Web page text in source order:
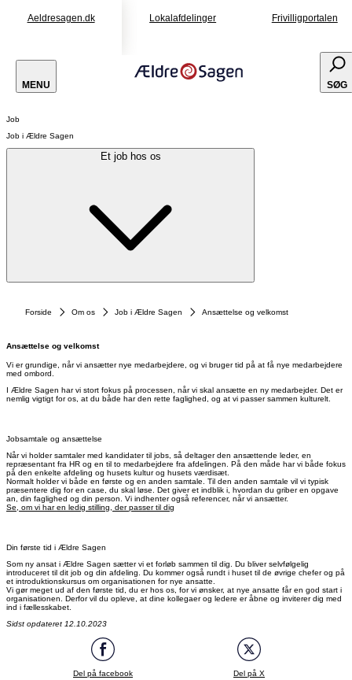
Aeldresagen.dk Lokalafdelinger Frivilligportalen
MENU SØG
Job
Job i Ældre Sagen
Et job hos os
Forside Om os Job i Ældre Sagen Ansættelse og velkomst
Ansættelse og velkomst
Vi er grundige, når vi ansætter nye medarbejdere, og vi bruger tid på at få nye medarbejdere
med ombord.
I Ældre Sagen har vi stort fokus på processen, når vi skal ansætte en ny medarbejder. Det er
nemlig vigtigt for os, at du både har den rette faglighed, og at vi passer sammen kulturelt.
Jobsamtale og ansættelse
Når vi holder samtaler med kandidater til jobs, så deltager den ansættende leder, en
repræsentant fra HR og en til to medarbejdere fra afdelingen. På den måde har vi både fokus
på den enkelte afdeling og husets kultur og husets værdisæt.
Normalt holder vi både en første og en anden samtale. Til den anden samtale vil vi typisk
præsentere dig for en case, du skal løse. Det giver et indblik i, hvordan du griber en opgave
an, din faglighed og din person. Vi indhenter også referencer, når vi ansætter.
Se, om vi har en ledig stilling, der passer til dig
Din første tid i Ældre Sagen
Som ny ansat i Ældre Sagen sætter vi et forløb sammen til dig. Du bliver selvfølgelig
introduceret til dit job og din afdeling. Du kommer også rundt i huset til de øvrige chefer og på
et introduktionskursus om organisationen for nye ansatte.
Vi gør meget ud af den første tid, du er hos os, for vi ønsker, at nye ansatte får en god start i
organisationen. Derfor vil du opleve, at dine kollegaer og ledere er åbne og inviterer dig med
ind i fællesskabet.
Sidst opdateret 12.10.2023
Del på facebook Del på X